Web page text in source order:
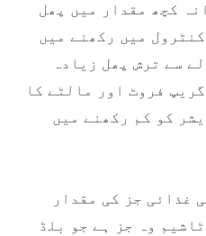
کچھ مقدار میں پھل
میں رکھنے میں
سے ترش پھل زیادہ
فروٹ اور مالٹے کا
کو کم رکھنے میں
غذائی جز کی مقدار
وہ جز ہے جو بلڈ